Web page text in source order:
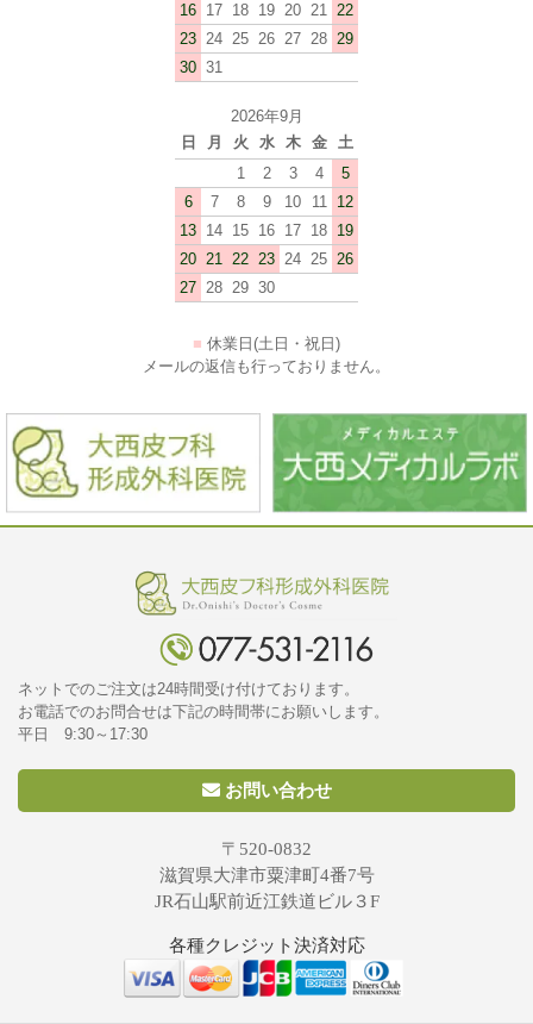
16 17 18 19 20 21 22
23 24 25 26 27 28 29
30 31
2026年9月
日
月 火 水 木 金
土
1
2 3 4
5
6
7 8 9 10 11
12
13 14 15 16 17 18 19
20 21 22 23 24 25 26
27 28 29 30
■ 休業日(土日・祝日)
メールの返信も行っておりません。
ネットでのご注文は24時間受け付けております。
お電話でのお問合せは下記の時間帯にお願いします。
平日 9:30～17:30
お問い合わせ
〒520-0832
滋賀県大津市粟津町4番7号
JR石山駅前近江鉄道ビル３F
各種クレジット決済対応